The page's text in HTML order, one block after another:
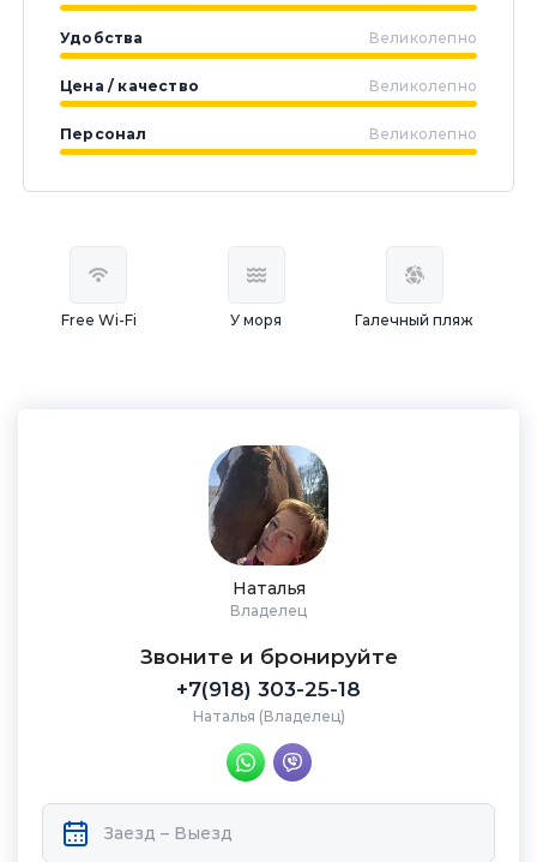
Удобства Великолепно
Цена / качество Великолепно
Персонал Великолепно
Free Wi-Fi У моря Галечный пляж
Наталья
Владелец
Звоните и бронируйте
+7(918) 303-25-18
Наталья (Владелец)